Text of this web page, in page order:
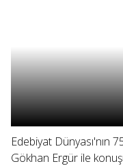
Edebiyat Dünyası'nın
Gökhan Ergür ile